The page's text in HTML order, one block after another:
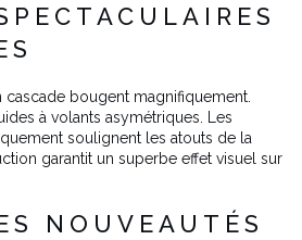
cascade bougent magnifiquement.
à volants asymétriques. Les
soulignent les atouts de la
garantit un superbe effet visuel sur
NOUVEAUTÉS